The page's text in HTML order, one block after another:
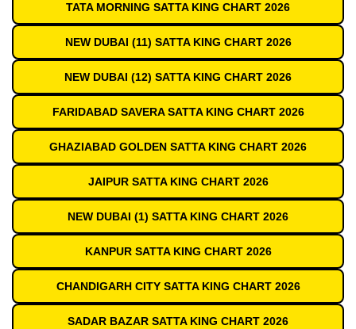
TATA MORNING SATTA KING CHART 2026
NEW DUBAI (11) SATTA KING CHART 2026
NEW DUBAI (12) SATTA KING CHART 2026
FARIDABAD SAVERA SATTA KING CHART 2026
GHAZIABAD GOLDEN SATTA KING CHART 2026
JAIPUR SATTA KING CHART 2026
NEW DUBAI (1) SATTA KING CHART 2026
KANPUR SATTA KING CHART 2026
CHANDIGARH CITY SATTA KING CHART 2026
SADAR BAZAR SATTA KING CHART 2026